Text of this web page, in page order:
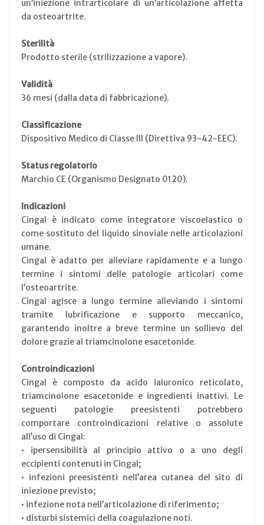
un’iniezione intrarticolare di un’articolazione affetta
da osteoartrite.
Sterilità
Prodotto sterile (strilizzazione a vapore).
Validità
36 mesi (dalla data di fabbricazione).
Classificazione
Dispositivo Medico di Classe III (Direttiva 93-42-EEC).
Status regolatorio
Marchio CE (Organismo Designato 0120).
Indicazioni
Cingal è indicato come integratore viscoelastico o
come sostituto del liquido sinoviale nelle articolazioni
umane.
Cingal è adatto per alleviare rapidamente e a lungo
termine i sintomi delle patologie articolari come
l’osteoartrite.
Cingal agisce a lungo termine alleviando i sintomi
tramite lubrificazione e supporto meccanico,
garantendo inoltre a breve termine un sollievo del
dolore grazie al triamcinolone esacetonide.
Controindicazioni
Cingal è composto da acido ialuronico reticolato,
triamcinolone esacetonide e ingredienti inattivi. Le
seguenti patologie preesistenti potrebbero
comportare controindicazioni relative o assolute
all’uso di Cingal:
• ipersensibilità al principio attivo o a uno degli
eccipienti contenuti in Cingal;
• infezioni preesistenti nell’area cutanea del sito di
iniezione previsto;
• infezione nota nell’articolazione di riferimento;
• disturbi sistemici della coagulazione noti.